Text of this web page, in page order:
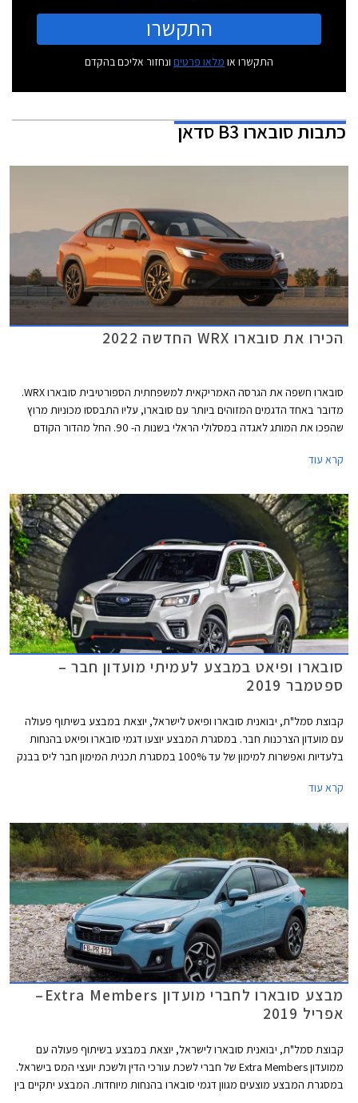
התקשרו
התקשרו או מלאו פרטים ונחזור אליכם בהקדם
כתבותסובארו B3 סדאן
הכירו את סובארו WRX החדשה 2022
סובארו חשפה את הגרסה האמריקאית למשפחתית הספורטיבית סובארו WRX.
מדובר באחד הדגמים המזוהים ביותר עם סובארו, עליו התבססו מכוניות מרוץ
שהפכו את המותג לאגדה במסלולי הראלי בשנות ה- 90. החל מהדור הקודם
ומתחדש גם במראה חדש לחלוטין שאינו זהה לסובארו אימפרזה הנוכחית.
קרא עוד
סובארו ופיאט במבצע לעמיתי מועדון חבר –
ספטמבר 2019
קבוצת סמל"ת, יבואנית סובארו ופיאט לישראל, יוצאת במבצע בשיתוף פעולה
עם מועדון הצרכנות חבר. במסגרת המבצע יוצעו דגמי סובארו ופיאט בהנחות
בלעדיות ואפשרות למימון של עד 100% במסגרת תכנית המימון חבר ליס בבנק
אולמות התצוגה של סובארו ופיאט ברחבי הארץ.
קרא עוד
מבצע סובארו לחברי מועדון Extra Members–
אפריל 2019
קבוצת סמל"ת, יבואנית סובארו לישראל, יוצאת במבצע בשיתוף פעולה עם
ממועדון Extra Members של חברי לשכת עורכי הדין ולשכת יועצי המס בישראל.
במסגרת המבצע מוצעים מגוון דגמי סובארו בהנחות מיוחדות. המבצע יתקיים בין